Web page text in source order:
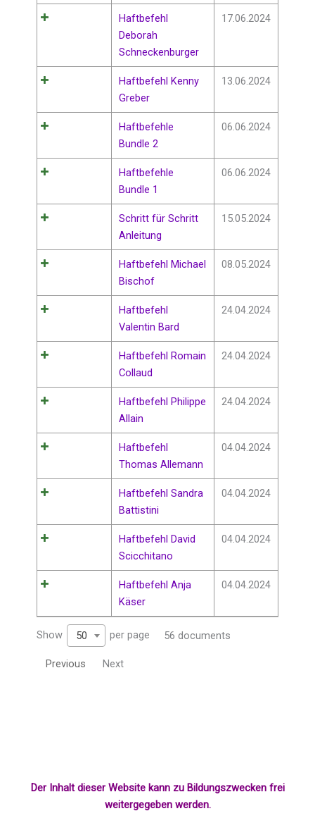
Haftbefehl
Deborah
Schneckenburger
17.06.2024
Haftbefehl Kenny
Greber
13.06.2024
Haftbefehle
Bundle 2
06.06.2024
Haftbefehle
Bundle 1
06.06.2024
Schritt für Schritt
Anleitung
15.05.2024
Haftbefehl Michael
Bischof
08.05.2024
Haftbefehl
Valentin Bard
24.04.2024
Haftbefehl Romain
Collaud
24.04.2024
Haftbefehl Philippe
Allain
24.04.2024
Haftbefehl
Thomas Allemann
04.04.2024
Haftbefehl Sandra
Battistini
04.04.2024
Haftbefehl David
Scicchitano
04.04.2024
Haftbefehl Anja
Käser
04.04.2024
Show 50 per page 56 documents
Previous Next
Der Inhalt dieser Website kann zu Bildungszwecken frei
weitergegeben werden.